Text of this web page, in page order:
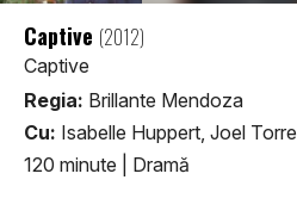
Captive (2012)
Captive
Regia: Brillante Mendoza
Cu: Isabelle Huppert, Joel Torre
120 minute
Dramă